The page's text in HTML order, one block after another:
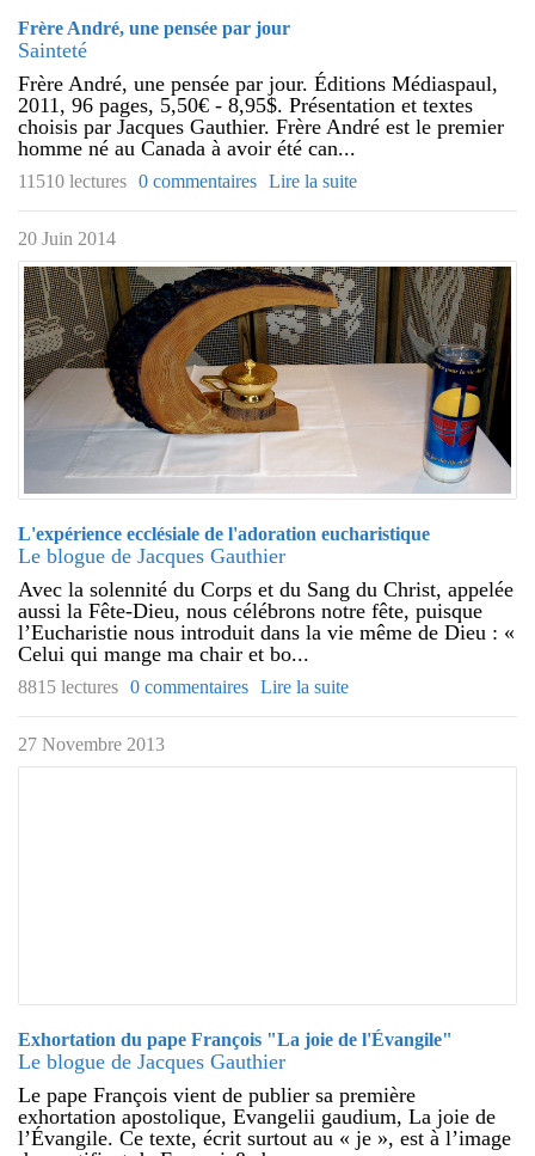
Frère André, une pensée par jour
Sainteté
Frère André, une pensée par jour. Éditions Médiaspaul,
2011, 96 pages, 5,50€ - 8,95$. Présentation et textes
choisis par Jacques Gauthier. Frère André est le premier
homme né au Canada à avoir été can...
11510 lectures 0 commentaires Lire la suite
20 Juin 2014
L'expérience ecclésiale de l'adoration eucharistique
Le blogue de Jacques Gauthier
Avec la solennité du Corps et du Sang du Christ, appelée
aussi la Fête-Dieu, nous célébrons notre fête, puisque
l’Eucharistie nous introduit dans la vie même de Dieu : «
Celui qui mange ma chair et bo...
8815 lectures 0 commentaires Lire la suite
27 Novembre 2013
Exhortation du pape François "La joie de l'Évangile"
Le blogue de Jacques Gauthier
Le pape François vient de publier sa première
exhortation apostolique, Evangelii gaudium, La joie de
l’Évangile. Ce texte, écrit surtout au « je », est à l’image